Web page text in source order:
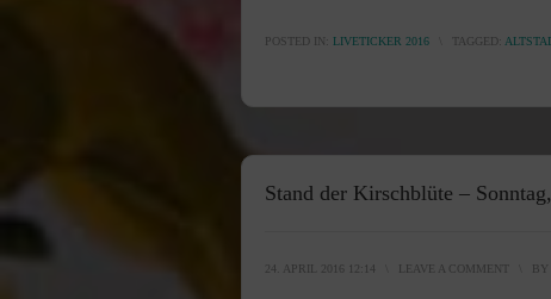
POSTED IN: LIVETICKER 2016 TAGGED:
Stand der Kirschblüte –
24. APRIL 2016 12:14 LEAVE A COMMENT BY